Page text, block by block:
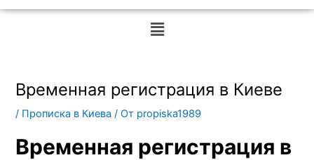
Меню
Временная регистрация в Киеве
/ Прописка в Киева / От propiska1989
Временная регистрация в